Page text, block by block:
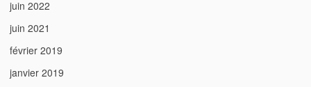
juin 2022
juin 2021
février 2019
janvier 2019